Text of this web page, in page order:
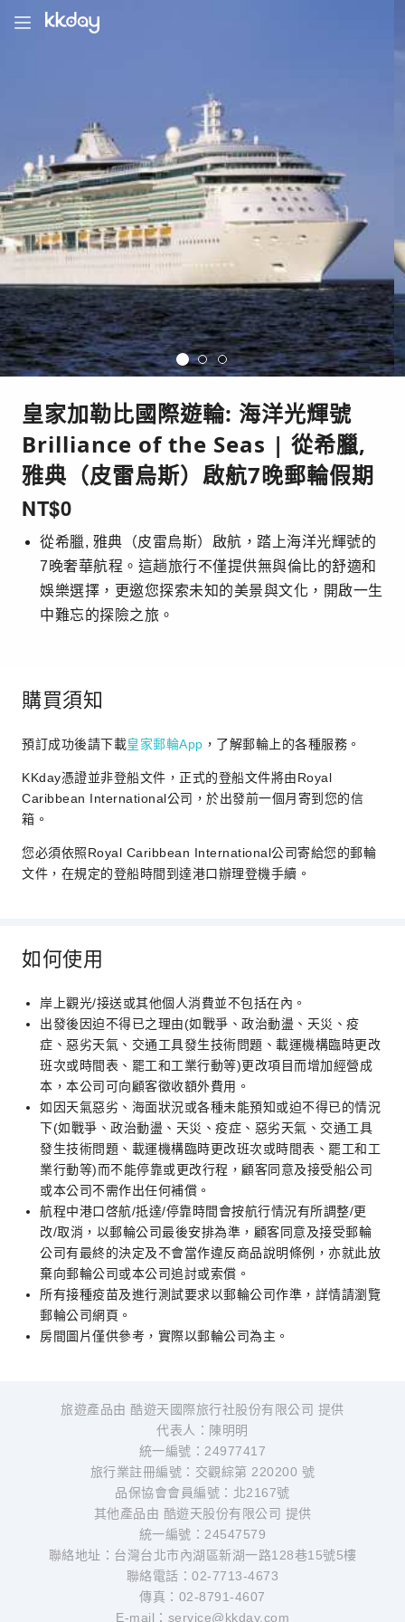
皇家加勒比國際遊輪: 海洋光輝號
Brilliance of the Seas | 從希臘,
雅典（皮雷烏斯）啟航7晚郵輪假期
NT$0
從希臘, 雅典（皮雷烏斯）啟航，踏上海洋光輝號的
7晚奢華航程。這趟旅行不僅提供無與倫比的舒適和
娛樂選擇，更邀您探索未知的美景與文化，開啟一生
中難忘的探險之旅。
購買須知
預訂成功後請下載皇家郵輪App ，了解郵輪上的各種服務。
KKday憑證並非登船文件，正式的登船文件將由Royal
Caribbean International公司，於出發前一個月寄到您的信
箱。
您必須依照Royal Caribbean International公司寄給您的郵輪
文件，在規定的登船時間到達港口辦理登機手續。
如何使用
岸上觀光/接送或其他個人消費並不包括在內。
出發後因迫不得已之理由(如戰爭、政治動盪、天災、疫
症、惡劣天氣、交通工具發生技術問題、載運機構臨時更改
班次或時間表、罷工和工業行動等)更改項目而增加經營成
本，本公司可向顧客徵收額外費用。
如因天氣惡劣、海面狀況或各種未能預知或迫不得已的情況
下(如戰爭、政治動盪、天災、疫症、惡劣天氣、交通工具
發生技術問題、載運機構臨時更改班次或時間表、罷工和工
業行動等)而不能停靠或更改行程，顧客同意及接受船公司
或本公司不需作出任何補償。
航程中港口啓航/抵達/停靠時間會按航行情況有所調整/更
改/取消，以郵輪公司最後安排為準，顧客同意及接受郵輪
公司有最終的決定及不會當作違反商品說明條例，亦就此放
棄向郵輪公司或本公司追討或索償。
所有接種疫苗及進行測試要求以郵輪公司作準，詳情請瀏覽
郵輪公司網頁。
房間圖片僅供參考，實際以郵輪公司為主。
旅遊產品由 酷遊天國際旅行社股份有限公司 提供
代表人：陳明明
統一編號：24977417
旅行業註冊編號：交觀綜第 220200 號
品保協會會員編號：北2167號
其他產品由 酷遊天股份有限公司 提供
統一編號：24547579
聯絡地址：台灣台北市內湖區新湖一路128巷15號5樓
聯絡電話：02-7713-4673
傳真：02-8791-4607
E-mail：service@kkday.com